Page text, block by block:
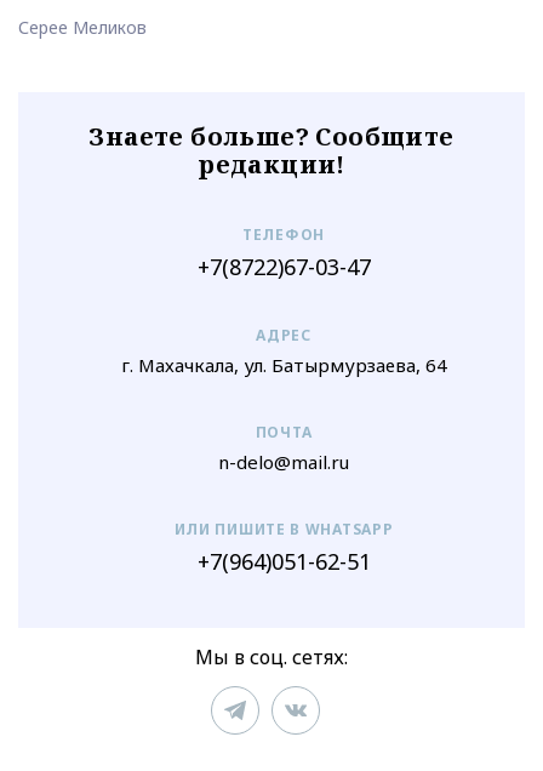
Серее Меликов
Знаете больше? Сообщите
редакции!
ТЕЛЕФОН
+7(8722)67-03-47
АДРЕС
г. Махачкала, ул. Батырмурзаева, 64
ПОЧТА
n-delo@mail.ru
ИЛИ ПИШИТЕ В WHATSAPP
+7(964)051-62-51
Мы в соц. сетях: